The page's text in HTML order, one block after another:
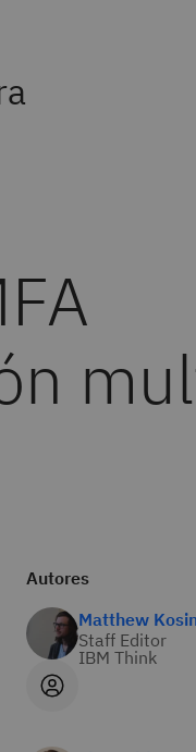
Autores
Matthew
Staff Editor
IBM Think